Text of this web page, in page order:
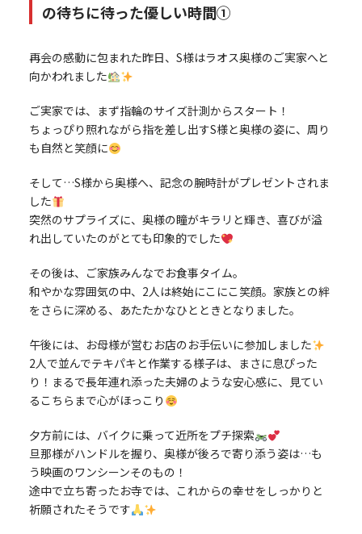
の待ちに待った優しい時間①
再会の感動に包まれた昨日、S様はラオス奥様のご実家へと
向かわれました
ご実家では、まず指輪のサイズ計測からスタート！
ちょっぴり照れながら指を差し出すS様と奥様の姿に、周り
も自然と笑顔に
そして…S様から奥様へ、記念の腕時計がプレゼントされま
した
突然のサプライズに、奥様の瞳がキラリと輝き、喜びが溢
れ出していたのがとても印象的でした
その後は、ご家族みんなでお食事タイム。
和やかな雰囲気の中、2人は終始にこにこ笑顔。家族との絆
をさらに深める、あたたかなひとときとなりました。
午後には、お母様が営むお店のお手伝いに参加しました
2人で並んでテキパキと作業する様子は、まさに息ぴった
り！まるで長年連れ添った夫婦のような安心感に、見てい
るこちらまで心がほっこり
夕方前には、バイクに乗って近所をプチ探索
旦那様がハンドルを握り、奥様が後ろで寄り添う姿は…も
う映画のワンシーンそのもの！
途中で立ち寄ったお寺では、これからの幸せをしっかりと
祈願されたそうです